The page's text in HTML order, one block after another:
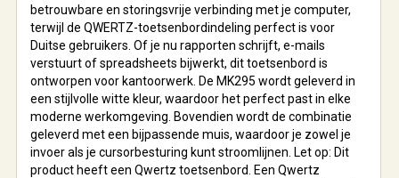
betrouwbare en storingsvrije verbinding met je computer,
terwijl de QWERTZ-toetsenbordindeling perfect is voor
Duitse gebruikers. Of je nu rapporten schrijft, e-mails
verstuurt of spreadsheets bijwerkt, dit toetsenbord is
ontworpen voor kantoorwerk. De MK295 wordt geleverd in
een stijlvolle witte kleur, waardoor het perfect past in elke
moderne werkomgeving. Bovendien wordt de combinatie
geleverd met een bijpassende muis, waardoor je zowel je
invoer als je cursorbesturing kunt stroomlijnen. Let op: Dit
product heeft een Qwertz toetsenbord. Een Qwertz